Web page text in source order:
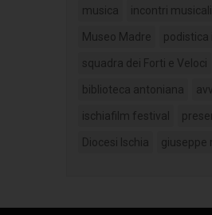
musica incontri musicali
Museo Madre podistica
squadra dei Forti e Veloci
biblioteca antoniana
ischiafilm festival
Diocesi Ischia giuseppe